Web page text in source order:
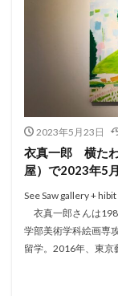
2023年5月23日
衣真一郎 横た
屋）で2023年5
See Saw gallery +
衣真一郎さんは
学部美術学科絵画専
留学。2016年、東